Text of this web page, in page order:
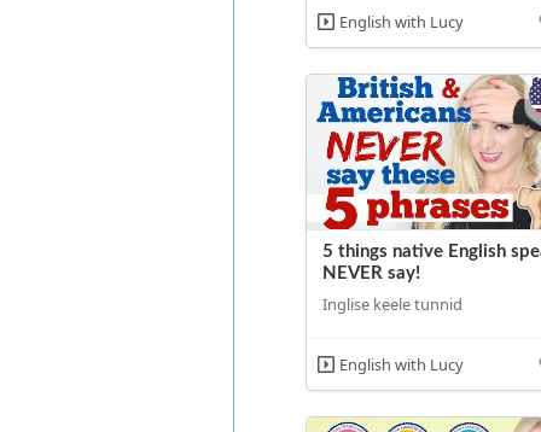
English with Lucy
5 things native English
NEVER say!
Inglise keele tunnid
English with Lucy